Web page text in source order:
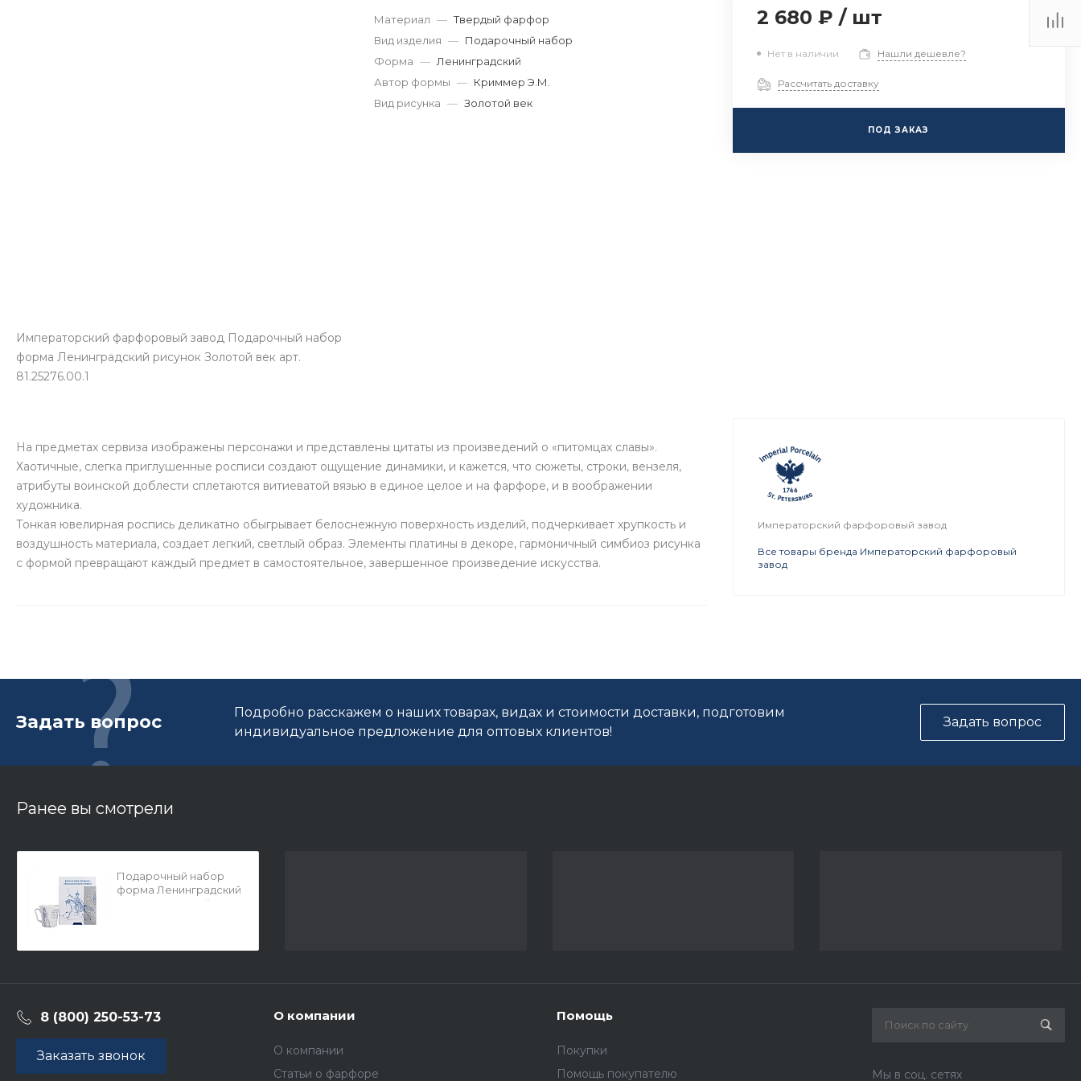
Императорский фарфоровый завод Подарочный набор
форма Ленинградский рисунок Золотой век арт.
81.25276.00.1
Материал — Твердый фарфор
Вид изделия — Подарочный набор
Форма — Ленинградский
Автор формы — Криммер Э.М.
Вид рисунка — Золотой век
2 680 ₽ / шт
Нет в наличии Нашли дешевле?
Рассчитать доставку
ПОД ЗАКАЗ
На предметах сервиза изображены персонажи и представлены цитаты из произведений о «питомцах славы».
Хаотичные, слегка приглушенные росписи создают ощущение динамики, и кажется, что сюжеты, строки, вензеля,
атрибуты воинской доблести сплетаются витиеватой вязью в единое целое и на фарфоре, и в воображении
художника.
Тонкая ювелирная роспись деликатно обыгрывает белоснежную поверхность изделий, подчеркивает хрупкость и
воздушность материала, создает легкий, светлый образ. Элементы платины в декоре, гармоничный симбиоз рисунка
с формой превращают каждый предмет в самостоятельное, завершенное произведение искусства.
Императорский фарфоровый завод
Все товары бренда Императорский фарфоровый
завод
Задать вопрос
Подробно расскажем о наших товарах, видах и стоимости доставки, подготовим
индивидуальное предложение для оптовых клиентов!
Задать вопрос
Ранее вы смотрели
Подарочный набор
форма Ленинградский
рисунок Золотой век
8 (800) 250-53-73
Заказать звонок
О компании
О компании
Статьи о фарфоре
Помощь
Покупки
Помощь покупателю
Мы в соц. сетях